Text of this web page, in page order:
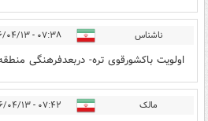
ناشناس ۰۷:۳۸ - ۱۳۹۶/۰۴/۱۳
اولویت باکشورقوی تره- دربعدفرهنگی
مالک ۰۷:۴۲ - ۱۳۹۶/۰۴/۱۳